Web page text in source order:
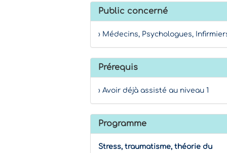
Public concerné
› Médecins, Psychologues,
Prérequis
› Avoir déjà assisté au niveau 1
Programme
Stress, traumatisme, théorie du